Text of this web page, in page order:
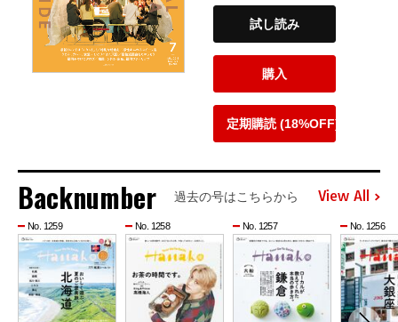
試し読み
購入
定期購読 (18%OFF)
Backnumber 過去の号はこちらから View All
No. 1259 No. 1258 No. 1257 No. 1256